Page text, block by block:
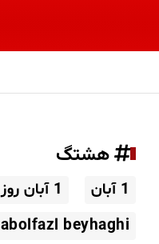
هشتگ
1 آبان
1 آبان روز ملی بیهقی
abolfazl beyhaghi